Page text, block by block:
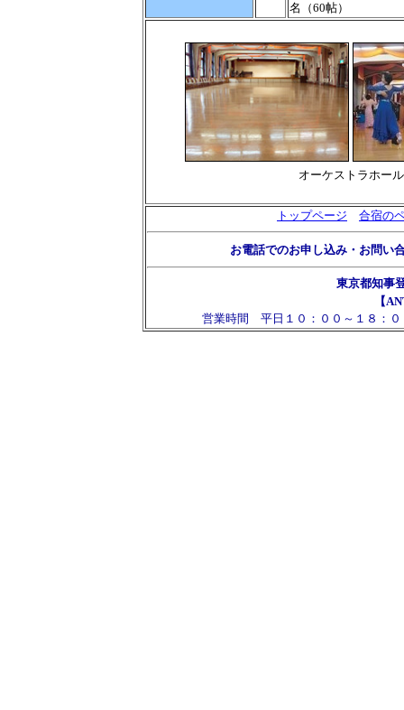
名（60帖）
オーケストラホール
トップページ 合宿の
お電話でのお申し込み・お問い
東京都知事
【
営業時間 平日１０：００～１８：